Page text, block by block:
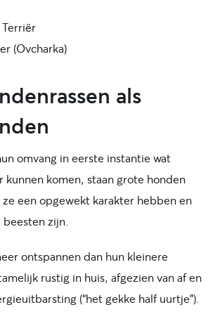
Terriër
(Ovcharka)
als
omvang in eerste instantie wat
komen, staan grote honden
een opgewekt karakter hebben en
zijn.
ontspannen dan hun kleinere
rustig in huis, afgezien van af en
(“het gekke half uurtje”).